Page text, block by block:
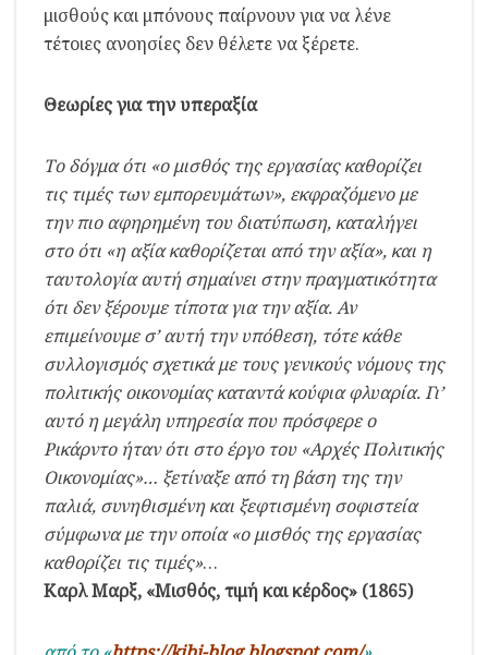
μισθούς και μπόνους παίρνουν για να λένε
τέτοιες ανοησίες δεν θέλετε να ξέρετε.
Θεωρίες για την υπεραξία
Το δόγμα ότι «ο μισθός της εργασίας καθορίζει
τις τιμές των εμπορευμάτων», εκφραζόμενο με
την πιο αφηρημένη του διατύπωση, καταλήγει
στο ότι «η αξία καθορίζεται από την αξία», και η
ταυτολογία αυτή σημαίνει στην πραγματικότητα
ότι δεν ξέρουμε τίποτα για την αξία. Αν
επιμείνουμε σ’ αυτή την υπόθεση, τότε κάθε
συλλογισμός σχετικά με τους γενικούς νόμους της
πολιτικής οικονομίας καταντά κούφια φλυαρία. Γι’
αυτό η μεγάλη υπηρεσία που πρόσφερε ο
Ρικάρντο ήταν ότι στο έργο του «Αρχές Πολιτικής
Οικονομίας»… ξετίναξε από τη βάση της την
παλιά, συνηθισμένη και ξεφτισμένη σοφιστεία
σύμφωνα με την οποία «ο μισθός της εργασίας
καθορίζει τις τιμές»…
Καρλ Μαρξ, «Μισθός, τιμή και κέρδος» (1865)